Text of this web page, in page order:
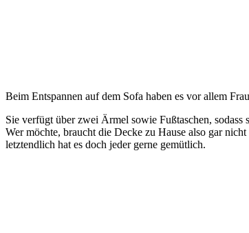
Beim Entspannen auf dem Sofa haben es vor allem
Sie verfügt über zwei Ärmel sowie Fußtaschen,
Wer möchte, braucht die Decke zu Hause also gar
letztendlich hat es doch jeder gerne gemütlich.